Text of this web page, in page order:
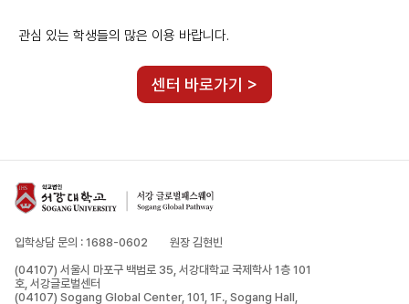
관심 있는 학생들의 많은 이용 바랍니다.
센터 바로가기 >
입학지원서
서강 글로벌패스웨이
입학상담 문의 : 1688-0602
원장 김현빈
(04107) 서울시 마포구 백범로 35, 서강대학교 국제학사 1층 101
호, 서강글로벌센터
(04107) Sogang Global Center, 101, 1F., Sogang Hall,